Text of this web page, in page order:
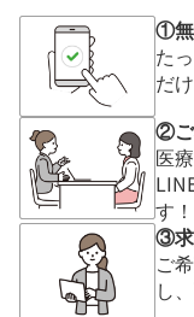
①無
た
だ
②ご
医
す！
③求
ご
し